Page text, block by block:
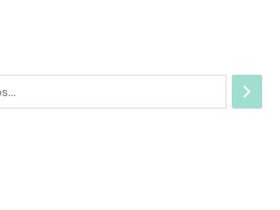
página